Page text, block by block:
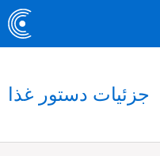
جزئیات دستور غذا